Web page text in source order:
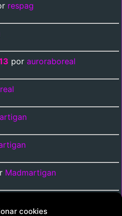
cookies
respag
por auroraboreal
Madmartigan